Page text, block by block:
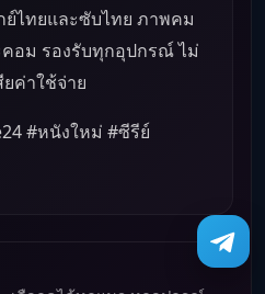
ย์ไทยและซับไทย ภาพคม
อม รองรับทุกอุปกรณ์ ไม่
ค่าใช้จ่าย
#หนังใหม่ #ซีรีย์